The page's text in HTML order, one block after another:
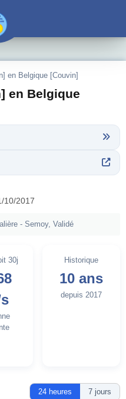
en Belgique [Couvin]
en Belgique
10/2017
- Semoy, Validé
30j Historique
10 ans
depuis 2017
24 heures 7 jours